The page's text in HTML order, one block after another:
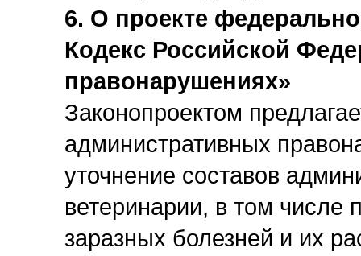
6. О проекте
Кодекс Российской
правонарушениях»
Законопроектом
административных
уточнение составов
ветеринарии, в том числе
заразных болезней и их